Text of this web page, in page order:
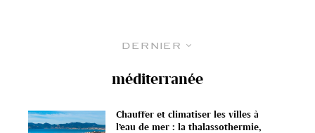
Dernier
méditerranée
Chauffer et climatiser les villes à
l’eau de mer : la thalassothermie,